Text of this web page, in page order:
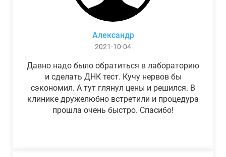
Александр
2021-10-04
Давно надо было обратиться в лабораторию
и сделать ДНК тест. Кучу нервов бы
сэкономил. А тут глянул цены и решился. В
клинике дружелюбно встретили и процедура
прошла очень быстро. Спасибо!